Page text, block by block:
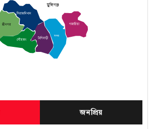
শ্রীনগর
সিরাজদিখান
টংগিবাড়ী
সদর
গজারিয়া
লৌহজং
মুন্সিগঞ্জ
জনপ্রিয়